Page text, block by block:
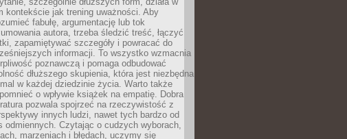
kontekście jak trening uważności. Aby
fabułę, argumentację lub tok
autora, trzeba śledzić treść, łączyć
zapamiętywać szczegóły i powracać do
informacji. To wszystko wzmacnia
poznawczą i pomaga odbudować
dłuższego skupienia, która jest niezbędna
w każdej dziedzinie życia. Warto także
o wpływie książek na empatię. Dobra
pozwala spojrzeć na rzeczywistość z
innych ludzi, nawet tych bardzo od
odmiennych. Czytając o cudzych wyborach,
marzeniach i błędach, uczymy się